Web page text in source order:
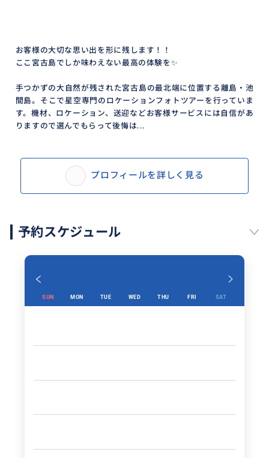
お客様の大切な思い出を形に残します！！
ここ宮古島でしか味わえない最高の体験を✨
手つかずの大自然が残された宮古島の最北端に位置する離島・池
間島。そこで星空専門のロケーションフォトツアーを行っていま
す。機材、ロケーション、送迎などお客様サービスには自信があ
りますので選んでもらって後悔は...
プロフィールを詳しく見る
予約スケジュール
SUN MON TUE WED THU FRI SAT